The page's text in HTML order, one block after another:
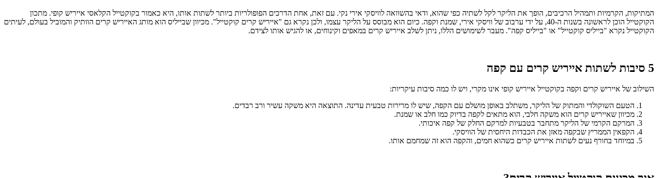
המתיקות, הקרמיות ותמהיל הרכיבים, הופך את הליקר לקל לשתיה כפי שהוא, ודאי בהשוואה לוויסקי אירי נקי. עם זאת, אחת הדרכים הפופולריות ביותר לשתות אותו, היא כאמור בקוקטייל הקלאסי אייריש קופי. מתכון
הקוקטייל הוכן לראשונה בשנות ה-40, על ידי ערבוב של וויסקי אירי, שמנת וקפה. כיום הוא מבוסס על הליקר עצמו, ולכן נקרא גם "אייריש קרים קוקטייל". מכיוון שבייליס הוא מותג האייריש קרים הוותיק והמוביל בעולם, לעיתים
הקוקטייל נקרא "בייליס קוקטייל" או "בייליס קפה". מעבר לשימושים הללו, ניתן לשלב אייריש קרים במאפים וקינוחים, או להגיש אותו לצידם.
5 סיבות לשתות אייריש קרים עם קפה
השילוב של אייריש קרים וקפה בקוקטייל אייריש קופי אינו מקרי, ויש לו כמה סיבות עיקריות:
הטעם השוקולדי והמתוק של הליקר, משתלב באופן מושלם עם הקפה, שיש לו מרירות טבעית עדינה. התוצאה היא משקה עשיר ורב רבדים.
מכיוון שאייריש קרים הוא משקה חלבי, הוא מתאים לקפה בדיוק כמו חלב או שמנת.
המרקם הקרמי של הליקר מתחבר בטבעיות למרקם החלק של קפה איכותי.
הקפאין הממריץ שבקפה מאזן את הכבדות היחסית של הוויסקי.
במיוחד בחורף נעים לשתות אייריש קרים כשהוא חמים, והקפה הוא זה שמחמם אותו.